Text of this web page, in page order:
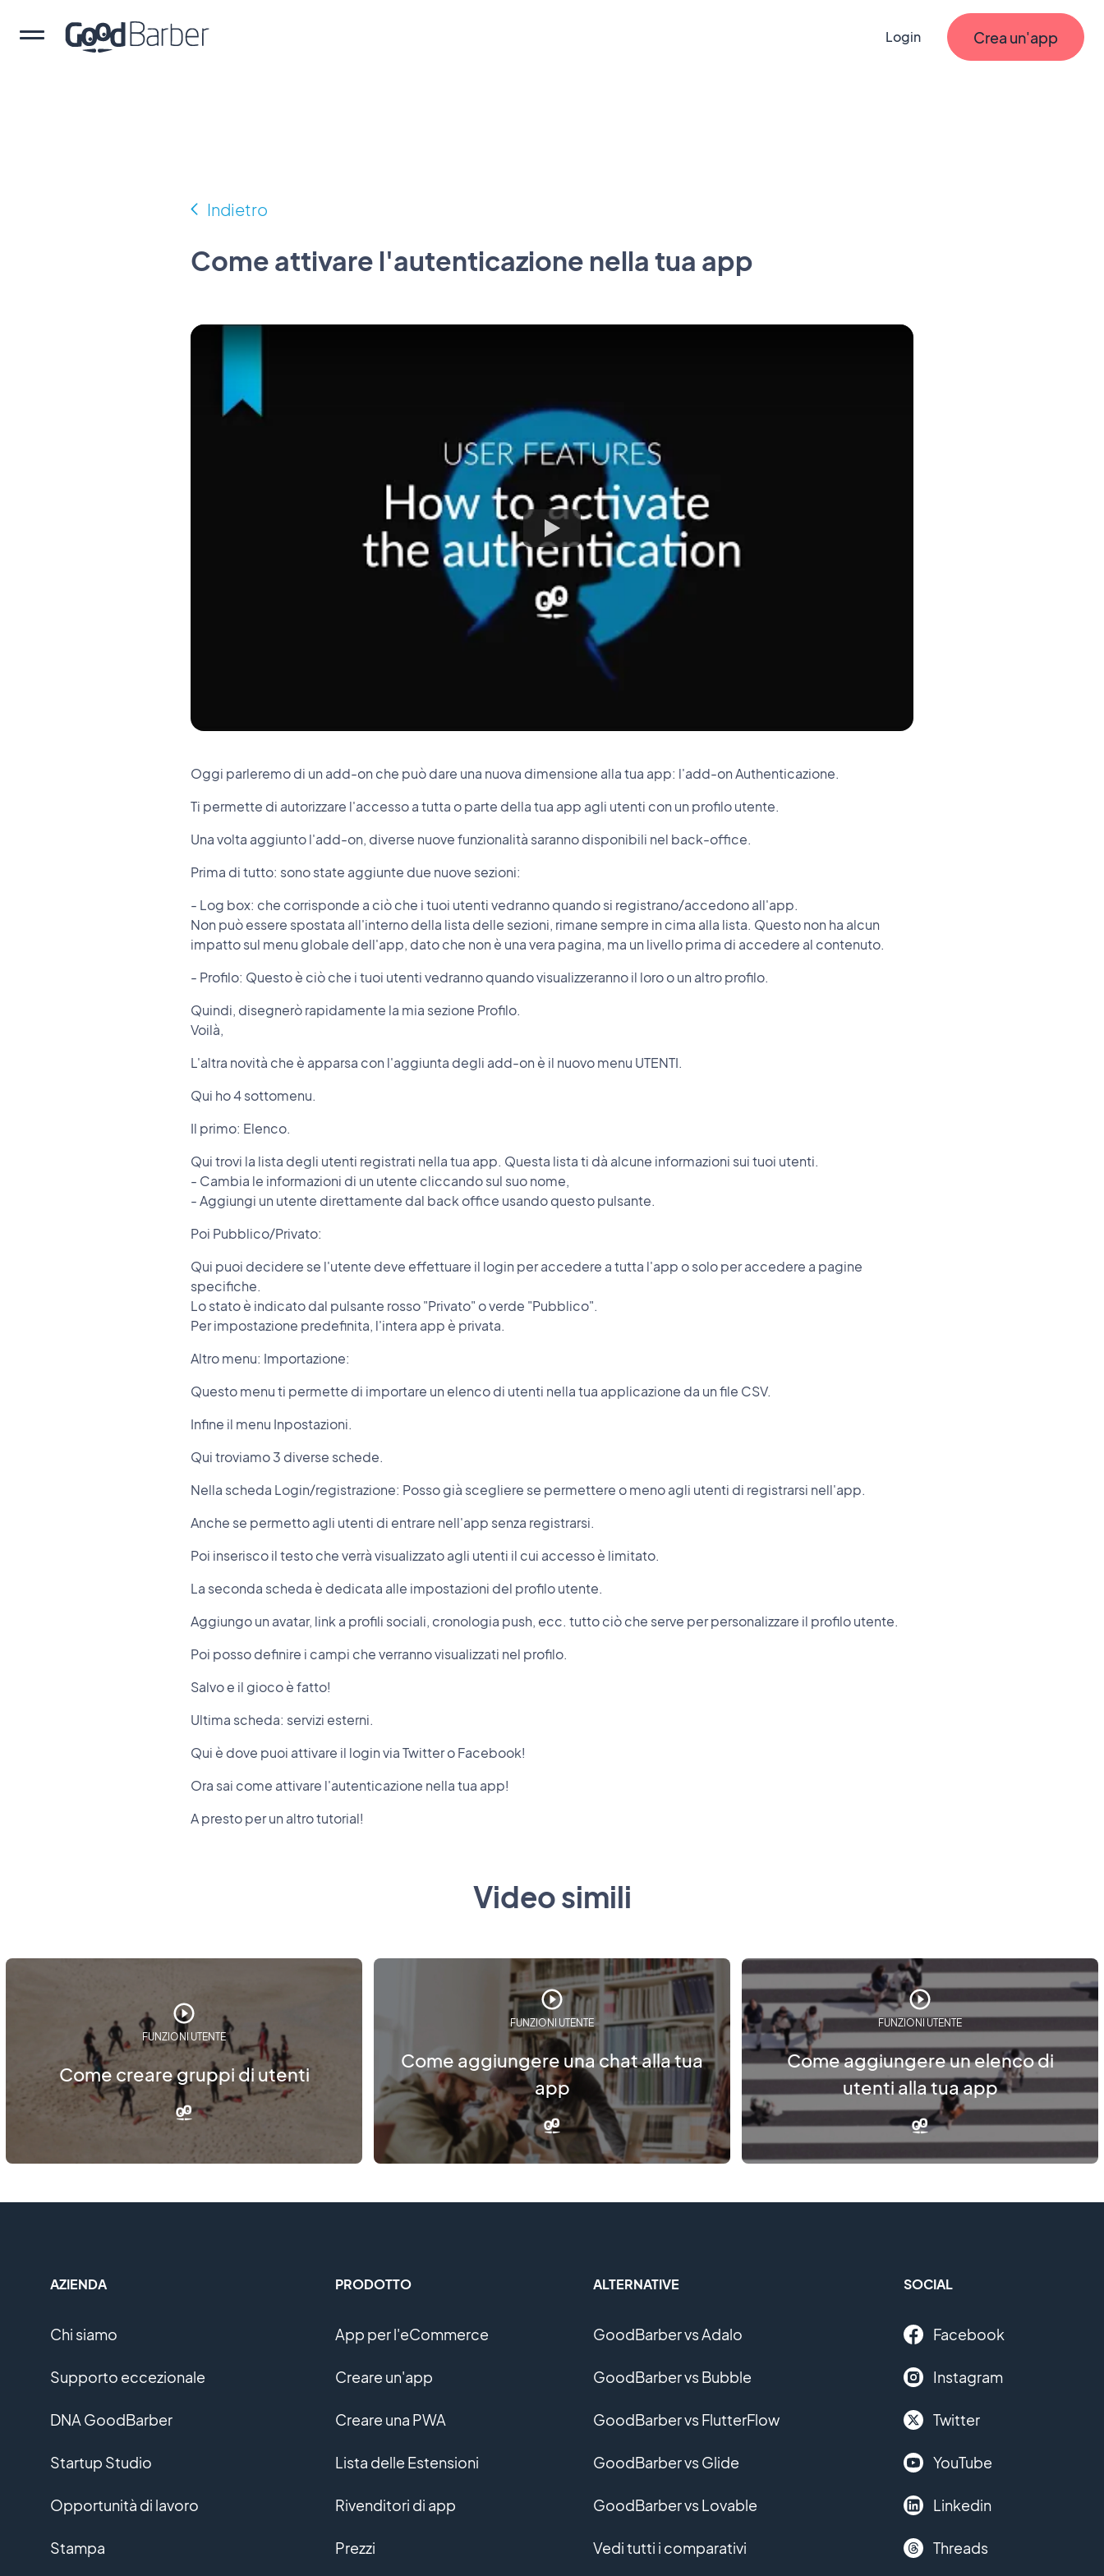
Login Crea un'app
Indietro
Come attivare l'autenticazione nella tua app
Oggi parleremo di un add-on che può dare una nuova dimensione alla tua app: l'add-on Authenticazione.
Ti permette di autorizzare l'accesso a tutta o parte della tua app agli utenti con un profilo utente.
Una volta aggiunto l'add-on, diverse nuove funzionalità saranno disponibili nel back-office.
Prima di tutto: sono state aggiunte due nuove sezioni:
- Log box: che corrisponde a ciò che i tuoi utenti vedranno quando si registrano/accedono all'app.
Non può essere spostata all'interno della lista delle sezioni, rimane sempre in cima alla lista. Questo non ha alcun
impatto sul menu globale dell'app, dato che non è una vera pagina, ma un livello prima di accedere al contenuto.
- Profilo: Questo è ciò che i tuoi utenti vedranno quando visualizzeranno il loro o un altro profilo.
Quindi, disegnerò rapidamente la mia sezione Profilo.
Voilà,
L'altra novità che è apparsa con l'aggiunta degli add-on è il nuovo menu UTENTI.
Qui ho 4 sottomenu.
Il primo: Elenco.
Qui trovi la lista degli utenti registrati nella tua app. Questa lista ti dà alcune informazioni sui tuoi utenti.
- Cambia le informazioni di un utente cliccando sul suo nome,
- Aggiungi un utente direttamente dal back office usando questo pulsante.
Poi Pubblico/Privato:
Qui puoi decidere se l'utente deve effettuare il login per accedere a tutta l'app o solo per accedere a pagine
specifiche.
Lo stato è indicato dal pulsante rosso "Privato" o verde "Pubblico".
Per impostazione predefinita, l'intera app è privata.
Altro menu: Importazione:
Questo menu ti permette di importare un elenco di utenti nella tua applicazione da un file CSV.
Infine il menu Inpostazioni.
Qui troviamo 3 diverse schede.
Nella scheda Login/registrazione: Posso già scegliere se permettere o meno agli utenti di registrarsi nell'app.
Anche se permetto agli utenti di entrare nell'app senza registrarsi.
Poi inserisco il testo che verrà visualizzato agli utenti il cui accesso è limitato.
La seconda scheda è dedicata alle impostazioni del profilo utente.
Aggiungo un avatar, link a profili sociali, cronologia push, ecc. tutto ciò che serve per personalizzare il profilo utente.
Poi posso definire i campi che verranno visualizzati nel profilo.
Salvo e il gioco è fatto!
Ultima scheda: servizi esterni.
Qui è dove puoi attivare il login via Twitter o Facebook!
Ora sai come attivare l'autenticazione nella tua app!
A presto per un altro tutorial!
Video simili
FUNZIONI UTENTE
Come creare gruppi di utenti
FUNZIONI UTENTE
Come aggiungere una chat alla tua
app
FUNZIONI UTENTE
Come aggiungere un elenco di
utenti alla tua app
AZIENDA
Chi siamo
Supporto eccezionale
DNA GoodBarber
Startup Studio
Opportunità di lavoro
Stampa
PRODOTTO
App per l'eCommerce
Creare un'app
Creare una PWA
Lista delle Estensioni
Rivenditori di app
Prezzi
ALTERNATIVE
GoodBarber vs Adalo
GoodBarber vs Bubble
GoodBarber vs FlutterFlow
GoodBarber vs Glide
GoodBarber vs Lovable
Vedi tutti i comparativi
SOCIAL
Facebook
Instagram
Twitter
YouTube
Linkedin
Threads